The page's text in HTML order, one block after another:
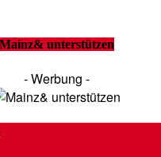
Mainz& unterstützen
- Werbung -